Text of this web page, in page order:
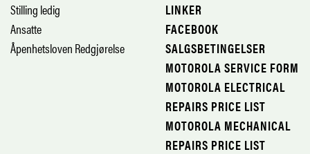
Stilling ledig
Ansatte
Åpenhetsloven Redgjørelse
LINKER
FACEBOOK
SALGSBETINGELSER
MOTOROLA SERVICE FORM
MOTOROLA ELECTRICAL
REPAIRS PRICE LIST
MOTOROLA MECHANICAL
REPAIRS PRICE LIST